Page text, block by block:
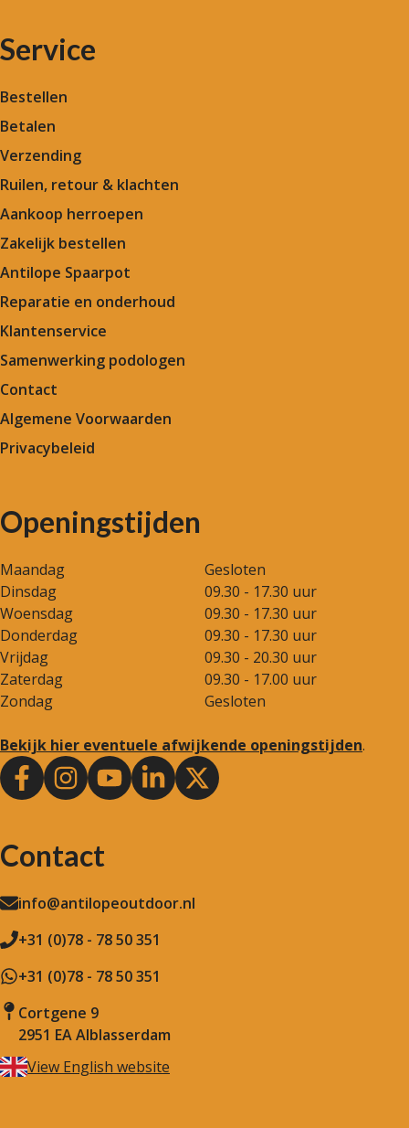
Service
Bestellen
Betalen
Verzending
Ruilen, retour & klachten
Aankoop herroepen
Zakelijk bestellen
Antilope Spaarpot
Reparatie en onderhoud
Klantenservice
Samenwerking podologen
Contact
Algemene Voorwaarden
Privacybeleid
Openingstijden
Maandag
Gesloten
Dinsdag
09.30 - 17.30 uur
Woensdag
09.30 - 17.30 uur
Donderdag
09.30 - 17.30 uur
Vrijdag
09.30 - 20.30 uur
Zaterdag
09.30 - 17.00 uur
Zondag
Gesloten
Bekijk hier eventuele afwijkende openingstijden.
Contact
info@antilopeoutdoor.nl
+31 (0)78 - 78 50 351
+31 (0)78 - 78 50 351
Cortgene 9
2951 EA Alblasserdam
View English website